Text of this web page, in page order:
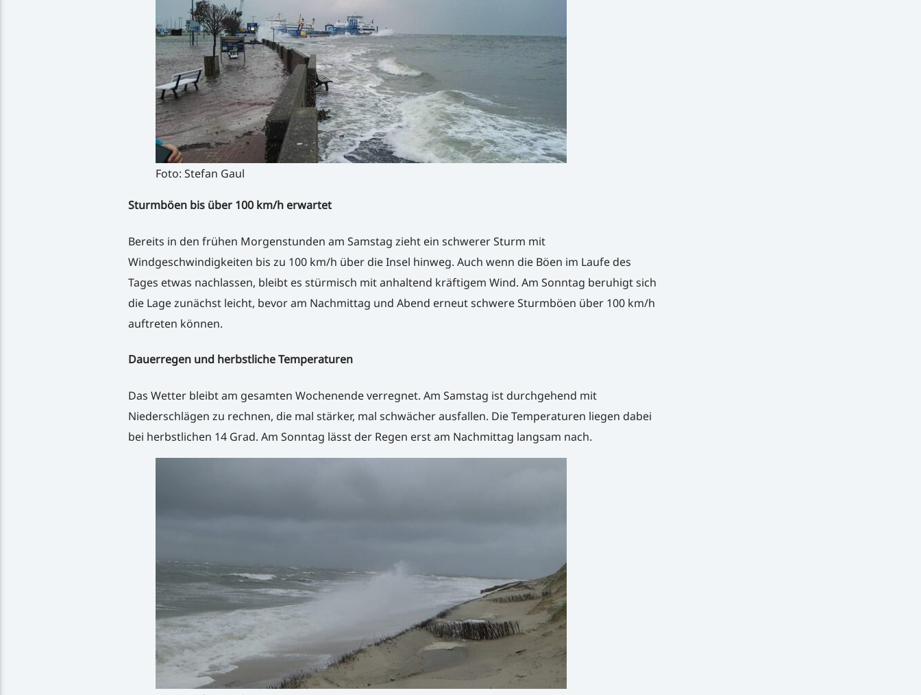
Foto: Stefan Gaul
Sturmböen bis über 100 km/h erwartet
Bereits in den frühen Morgenstunden am Samstag zieht ein schwerer Sturm mit
Windgeschwindigkeiten bis zu 100 km/h über die Insel hinweg. Auch wenn die Böen im Laufe des
Tages etwas nachlassen, bleibt es stürmisch mit anhaltend kräftigem Wind. Am Sonntag beruhigt sich
die Lage zunächst leicht, bevor am Nachmittag und Abend erneut schwere Sturmböen über 100 km/h
auftreten können.
Dauerregen und herbstliche Temperaturen
Das Wetter bleibt am gesamten Wochenende verregnet. Am Samstag ist durchgehend mit
Niederschlägen zu rechnen, die mal stärker, mal schwächer ausfallen. Die Temperaturen liegen dabei
bei herbstlichen 14 Grad. Am Sonntag lässt der Regen erst am Nachmittag langsam nach.